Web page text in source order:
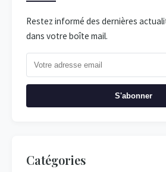
Restez informé des dernières
dans votre boîte mail.
S'abonner
Catégories